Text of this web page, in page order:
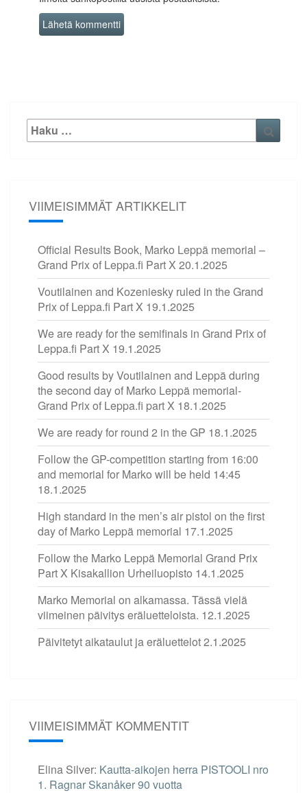
Etsi:
VIIMEISIMMÄT ARTIKKELIT
Official Results Book, Marko Leppä memorial –
Grand Prix of Leppa.fi Part X 20.1.2025
Voutilainen and Kozeniesky ruled in the Grand
Prix of Leppa.fi Part X 19.1.2025
We are ready for the semifinals in Grand Prix of
Leppa.fi Part X 19.1.2025
Good results by Voutilainen and Leppä during
the second day of Marko Leppä memorial-
Grand Prix of Leppa.fi part X 18.1.2025
We are ready for round 2 in the GP 18.1.2025
Follow the GP-competition starting from 16:00
and memorial for Marko will be held 14:45
18.1.2025
High standard in the men’s air pistol on the first
day of Marko Leppä memorial 17.1.2025
Follow the Marko Leppä Memorial Grand Prix
Part X Kisakallion Urheiluopisto 14.1.2025
Marko Memorial on alkamassa. Tässä vielä
viimeinen päivitys eräluetteloista. 12.1.2025
Päivitetyt aikataulut ja eräluettelot2.1.2025
VIIMEISIMMÄT KOMMENTIT
Elina Silver: Kautta-aikojen herra PISTOOLI nro
1. Ragnar Skanåker 90 vuotta